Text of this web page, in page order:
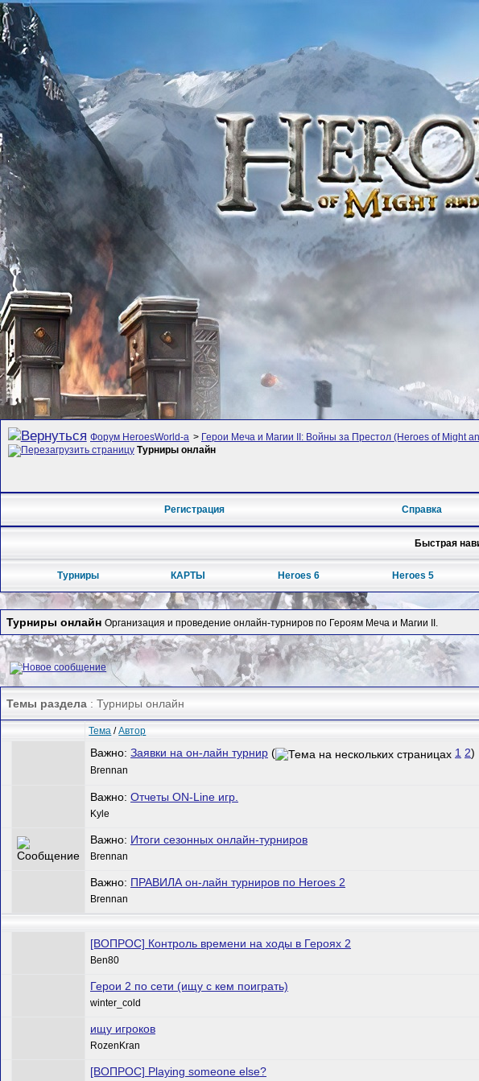
Форум HeroesWorld-а > Герои Меча и Магии II: Войны за Престол (Heroes of Might
Турниры онлайн
Регистрация Справка
Быстрая
Турниры КАРТЫ Heroes 6 Heroes 5
Турниры онлайн Организация и проведение онлайн-турниров по Героям Меча и Магии II.
Темы раздела : Турниры онлайн
Тема /Автор
Важно: Заявки на он-лайн турнир ( 1 2)
Brennan
Важно: Отчеты ON-Line игр.
Kyle
Важно: Итоги сезонных онлайн-турниров
Brennan
Важно: ПРАВИЛА он-лайн турниров по Heroes 2
Brennan
[ВОПРОС] Контроль времени на ходы в Героях 2
Ben80
Герои 2 по сети (ищу с кем поиграть)
winter_cold
ищу игроков
RozenKran
[ВОПРОС] Playing someone else?